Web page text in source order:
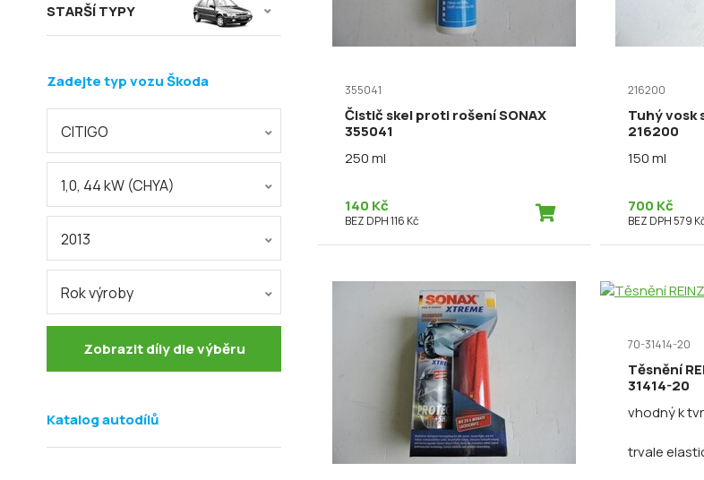
355041
Čistič skel proti rošení SONAX
355041
250 ml
140 Kč
BEZ DPH 116 Kč
216200
Tuhý vosk
216200
150 ml
700 Kč
BEZ DPH 579
70-31414-20
Těsnění
31414-20
vhodný k
trvale
STARŠÍ TYPY
Zadejte typ vozu Škoda
CITIGO
1,0, 44 kW (CHYA)
2013
Rok výroby
Zobrazit díly dle výběru
Katalog autodílů